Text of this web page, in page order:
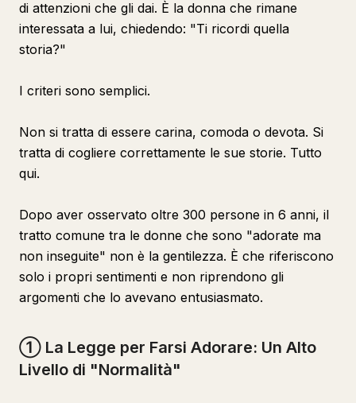
di attenzioni che gli dai. È la donna che rimane
interessata a lui, chiedendo: "Ti ricordi quella
storia?"
I criteri sono semplici.
Non si tratta di essere carina, comoda o devota. Si
tratta di cogliere correttamente le sue storie. Tutto
qui.
Dopo aver osservato oltre 300 persone in 6 anni, il
tratto comune tra le donne che sono "adorate ma
non inseguite" non è la gentilezza. È che riferiscono
solo i propri sentimenti e non riprendono gli
argomenti che lo avevano entusiasmato.
① La Legge per Farsi Adorare: Un Alto
Livello di "Normalità"